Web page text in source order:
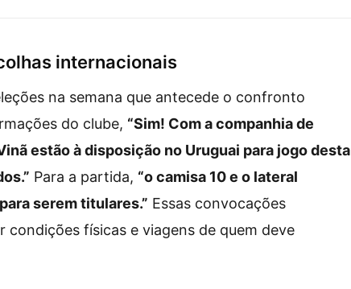
internacionais
na semana que antecede o confronto
do clube, “Sim! Com a companhia de
estão à disposição no Uruguai para jogo desta
Para a partida, “o camisa 10 e o lateral
serem titulares.” Essas convocações
físicas e viagens de quem deve